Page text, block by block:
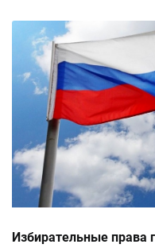
Избирательные права